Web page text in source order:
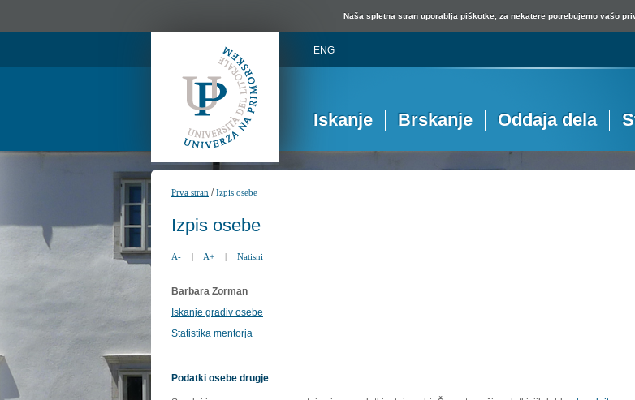
Naša spletna stran uporablja piškotke, za nekatere potrebujemo vašo
ENG
Iskanje Brskanje Oddaja dela
Prva stran /Izpis osebe
Izpis osebe
A- | A+ | Natisni
Barbara Zorman
Iskanje gradiv osebe
Statistika mentorja
Podatki osebe drugje